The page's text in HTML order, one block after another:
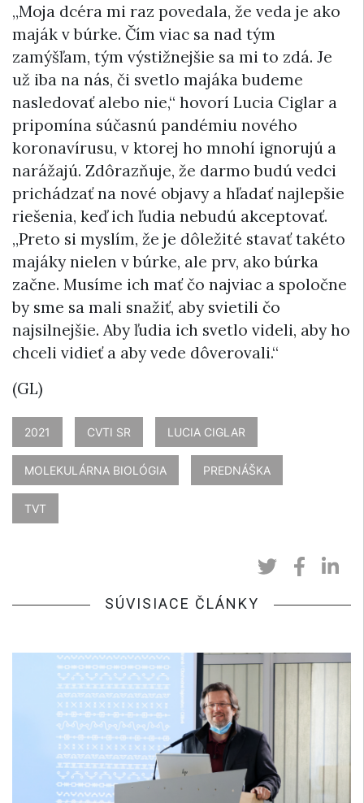
„Moja dcéra mi raz povedala, že veda je ako
maják v búrke. Čím viac sa nad tým
zamýšľam, tým výstižnejšie sa mi to zdá. Je
už iba na nás, či svetlo majáka budeme
nasledovať alebo nie,“ hovorí Lucia Ciglar a
pripomína súčasnú pandémiu nového
koronavírusu, v ktorej ho mnohí ignorujú a
narážajú. Zdôrazňuje, že darmo budú vedci
prichádzať na nové objavy a hľadať najlepšie
riešenia, keď ich ľudia nebudú akceptovať.
„Preto si myslím, že je dôležité stavať takéto
majáky nielen v búrke, ale prv, ako búrka
začne. Musíme ich mať čo najviac a spoločne
by sme sa mali snažiť, aby svietili čo
najsilnejšie. Aby ľudia ich svetlo videli, aby ho
chceli vidieť a aby vede dôverovali.“
(GL)
2021 CVTI SR LUCIA CIGLAR
MOLEKULÁRNA BIOLÓGIA PREDNÁŠKA
TVT
SÚVISIACE ČLÁNKY